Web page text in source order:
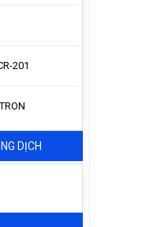
201
DỊCH